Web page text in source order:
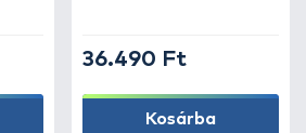
36.490 Ft
Kosárba